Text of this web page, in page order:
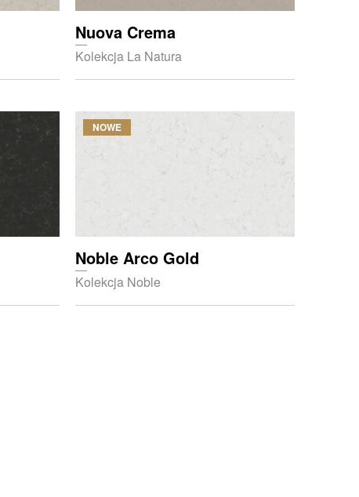
Nuova Crema
Kolekcja La Natura
NOWE
Noble Arco Gold
Kolekcja Noble